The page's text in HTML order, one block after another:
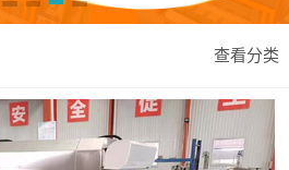
查看分类